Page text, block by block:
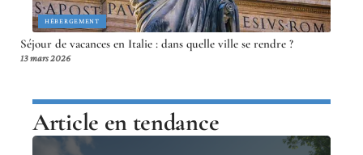
HÉBERGEMENT
Séjour de vacances en Italie : dans quelle ville se rendre ?
13 mars 2026
Article en tendance